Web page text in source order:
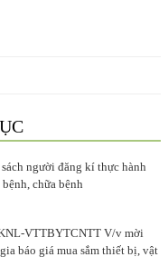
người đăng kí thực hành
chữa bệnh
VTTBYTCNTT V/v mời
báo giá mua sắm thiết bị, vật